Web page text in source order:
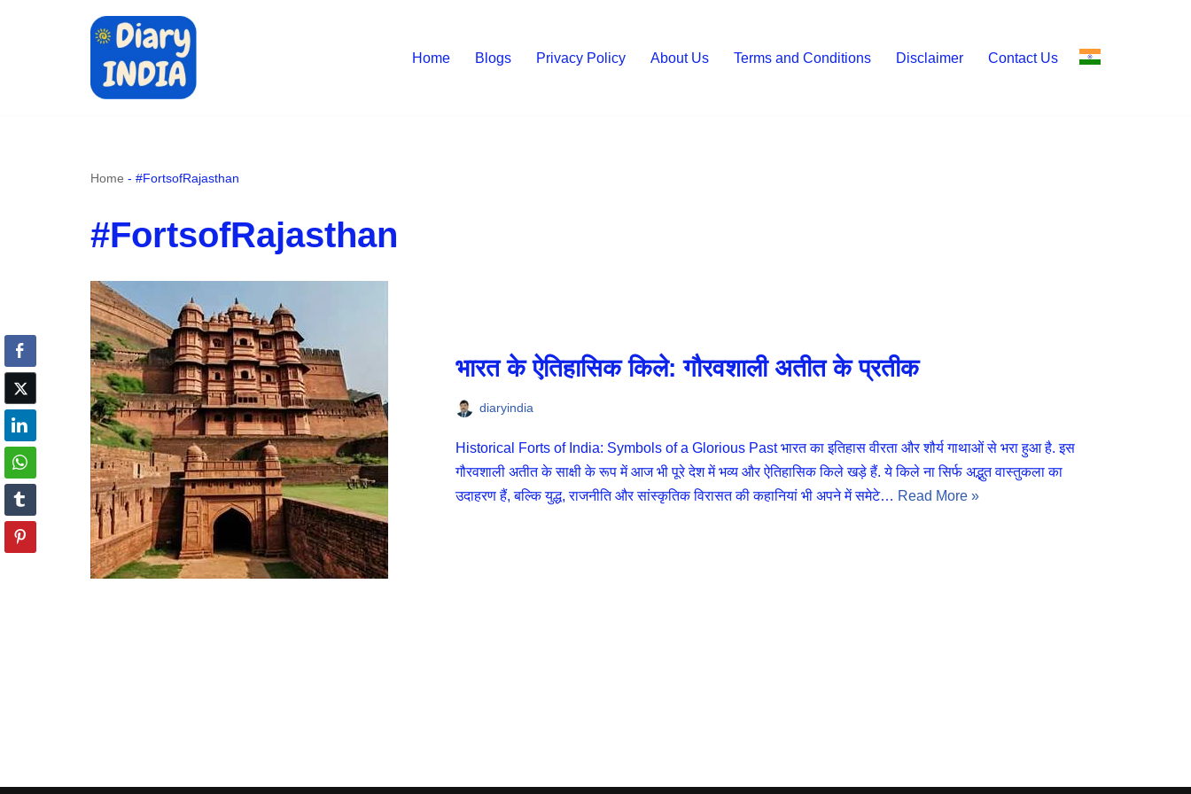
Home Blogs Privacy Policy About Us Terms and Conditions Disclaimer Contact Us
Home - #FortsofRajasthan
#FortsofRajasthan
भारत के ऐतिहासिक किले: गौरवशाली अतीत के प्रतीक
diaryindia
Historical Forts of India: Symbols of a Glorious Past भारत का इतिहास वीरता और शौर्य गाथाओं से भरा हुआ है. इस
गौरवशाली अतीत के साक्षी के रूप में आज भी पूरे देश में भव्य और ऐतिहासिक किले खड़े हैं. ये किले ना सिर्फ अद्भुत वास्तुकला का
उदाहरण हैं, बल्कि युद्ध, राजनीति और सांस्कृतिक विरासत की कहानियां भी अपने में समेटे… Read More »